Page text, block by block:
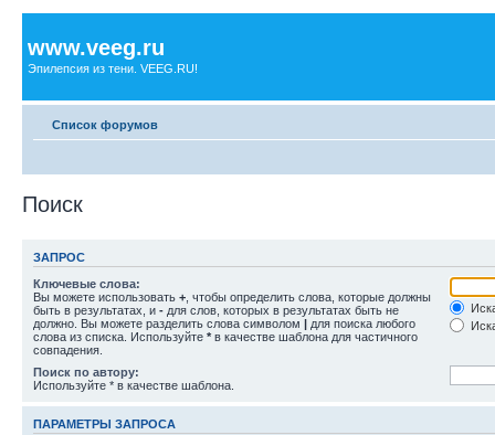
www.veeg.ru
Эпилепсия из тени. VEEG.RU!
Список форумов
Поиск
ЗАПРОС
Ключевые слова:
Вы можете использовать + , чтобы определить слова, которые должны
быть в результатах, и - для слов, которых в результатах быть не
должно. Вы можете разделить слова символом | для поиска любого
слова из списка. Используйте * в качестве шаблона для частичного
совпадения.
Поиск по автору:
Используйте * в качестве шаблона.
ПАРАМЕТРЫ ЗАПРОСА